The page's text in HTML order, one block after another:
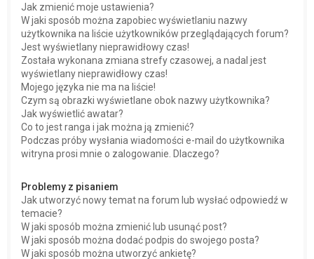
Jak zmienić moje ustawienia?
W jaki sposób można zapobiec wyświetlaniu nazwy
użytkownika na liście użytkowników przeglądających forum?
Jest wyświetlany nieprawidłowy czas!
Została wykonana zmiana strefy czasowej, a nadal jest
wyświetlany nieprawidłowy czas!
Mojego języka nie ma na liście!
Czym są obrazki wyświetlane obok nazwy użytkownika?
Jak wyświetlić awatar?
Co to jest ranga i jak można ją zmienić?
Podczas próby wysłania wiadomości e-mail do użytkownika
witryna prosi mnie o zalogowanie. Dlaczego?
Problemy z pisaniem
Jak utworzyć nowy temat na forum lub wysłać odpowiedź w
temacie?
W jaki sposób można zmienić lub usunąć post?
W jaki sposób można dodać podpis do swojego posta?
W jaki sposób można utworzyć ankietę?